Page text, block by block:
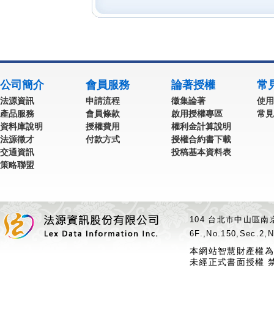
公司簡介
法源資訊
產品服務
資料庫說明
法源徵才
交通資訊
策略聯盟
會員服務
申請流程
會員條款
授權費用
付款方式
論著授權
徵集論著
啟用授權專區
權利金計算說明
授權合約書下載
投稿基本資料表
常
使
常
104 台北市中山區
本網站智慧財產權
未經正式書面授權